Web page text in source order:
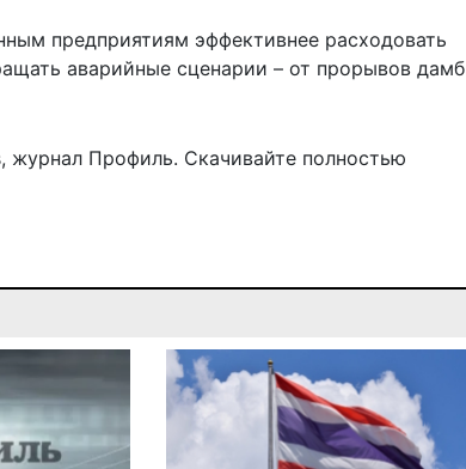
предприятиям эффективнее расходовать
аварийные сценарии – от прорывов дамб
, журнал Профиль. Скачивайте полностью